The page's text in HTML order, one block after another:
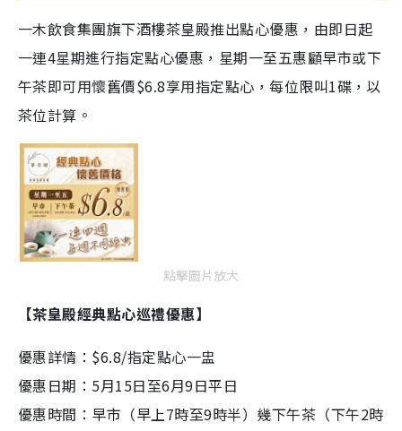
一木飲食集團旗下酒樓茶皇殿推出點心優惠，由即日起
一連4星期進行指定點心優惠，星期一至五惠顧早市或下
午茶即可用懷舊價$6.8享用指定點心，每位限叫1碟，以
茶位計算。
點擊圖片放大
【茶皇殿經典點心巡禮優惠】
優惠詳情：$6.8/指定點心一盅
優惠日期：5月15日至6月9日平日
優惠時間：早市（早上7時至9時半）幾下午茶（下午2時